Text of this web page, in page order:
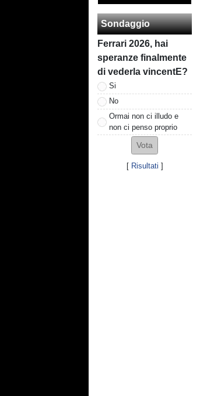
Sondaggio
Ferrari 2026, hai
speranze finalmente
di vederla vincentE?
Si
No
Ormai non ci illudo e
non ci penso proprio
[ Risultati ]